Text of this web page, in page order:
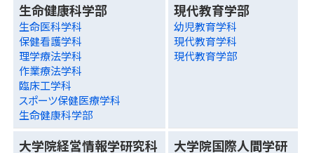
生命健康科学部
生命医科学科
保健看護学科
理学療法学科
作業療法学科
臨床工学科
スポーツ保健医療学科
生命健康科学部
現代教育学部
幼児教育学科
現代教育学科
現代教育学部
大学院経営情報学研究科
大学院国際人間学研